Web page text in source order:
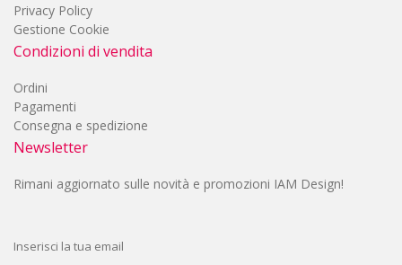
Privacy Policy
Gestione Cookie
Condizioni di vendita
Ordini
Pagamenti
Consegna e spedizione
Newsletter
Rimani aggiornato sulle novità e promozioni IAM Design!
Inserisci la tua email